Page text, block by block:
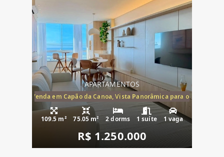
APARTAMENTOS
Mar à Venda em Capão da Canoa, Vista Panorâmica para o Mar, 2
109.5 m² 75.05 m² 2 dorms 1 suíte 1 vaga
R$ 1.250.000